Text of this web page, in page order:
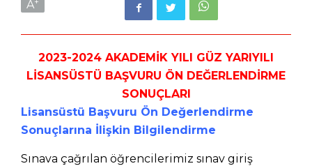
A
2023-2024 AKADEMİK YILI GÜZ YARIYILI
LİSANSÜSTÜ BAŞVURU ÖN DEĞERLENDİRME
SONUÇLARI
Lisansüstü Başvuru Ön Değerlendirme
Sonuçlarına İlişkin Bilgilendirme
Sınava çağrılan öğrencilerimiz sınav giriş